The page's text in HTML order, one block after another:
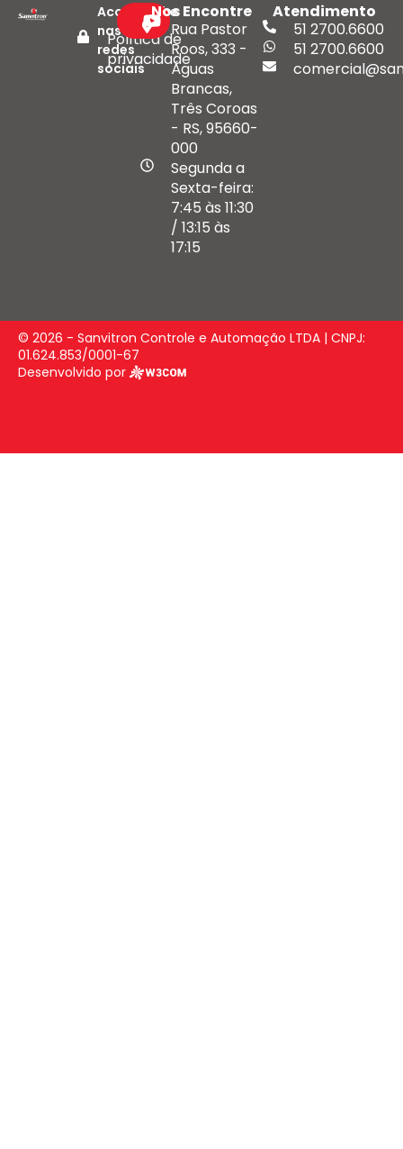
Política de
privacidade
Acompanhe
nas
redes
sociais
Nos Encontre
Rua Pastor
Roos, 333 -
Águas
Brancas,
Três Coroas
- RS, 95660-
000
Segunda a
Sexta-feira:
7:45 às 11:30
/ 13:15 às
17:15
Atendimento
51 2700.6600
51 2700.6600
© 2026 - Sanvitron Controle e Automação LTDA | CNPJ:
01.624.853/0001-67
Desenvolvido por